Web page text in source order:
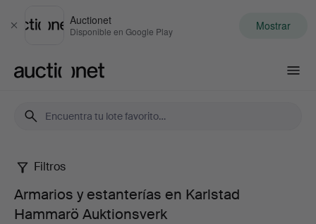
Cerrar
Auctionet
Disponible en Google Play Mostrar
Armarios
Filtros
Armarios y estanterías en Karlstad
Hammarö Auktionsverk